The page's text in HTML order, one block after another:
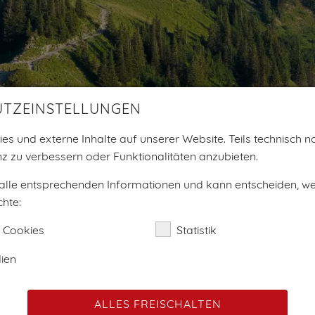
dich hier: AUSTRIANMOMENTS4ME GÄSTEHÄUSER
in
und externe Inhalte auf unserer Website. Teils technisch
zu verbessern oder Funktionalitäten anzubieten.
entsprechenden Informationen und kann entscheiden,
Statistik
ALLES FREISCHALTEN